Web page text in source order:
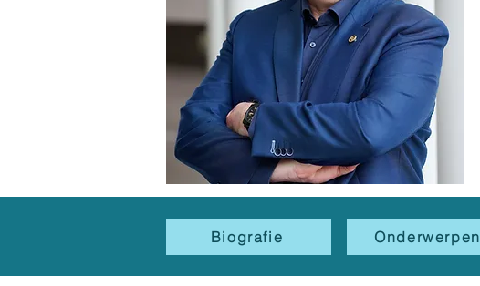
Biografie Onderwerpen